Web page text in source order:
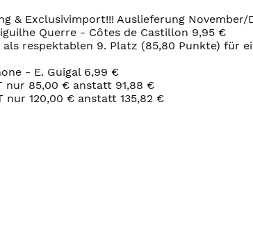
& Exclusivimport!!! Auslieferung
Querre - Côtes de Castillon 9,95 €
als respektablen 9. Platz (85,80 Punkte) für
- E. Guigal 6,99 €
nur 85,00 € anstatt 91,88 €
nur 120,00 € anstatt 135,82 €